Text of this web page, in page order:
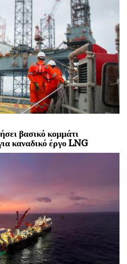
άδεια υπεράκτιας
μετά την άρση της
βασικό κομμάτι
καναδικό έργο LNG